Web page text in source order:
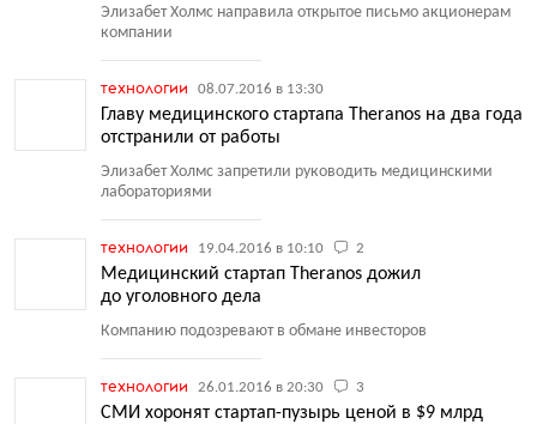
Элизабет Холмс направила открытое письмо акционерам
компании
технологии 08.07.2016 в 13:30
Главу медицинского стартапа Theranos на два года
отстранили от работы
Элизабет Холмс запретили руководить медицинскими
лабораториями
технологии 19.04.2016 в 10:10 2
Медицинский стартап Theranos дожил
до уголовного дела
Компанию подозревают в обмане инвесторов
технологии 26.01.2016 в 20:30 3
СМИ хоронят стартап-пузырь ценой в $9 млрд